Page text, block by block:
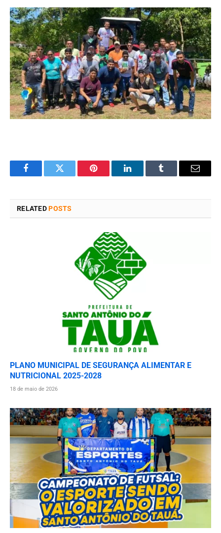
FacebookTwitter Pinterest LinkedInTumblr Email
RELATEDPOSTS
PLANO MUNICIPAL DE SEGURANÇA ALIMENTAR E
NUTRICIONAL 2025-2028
18 de maio de 2026